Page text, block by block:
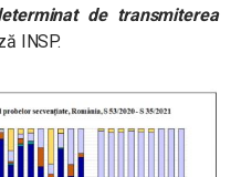
de transmiterea
INSP.